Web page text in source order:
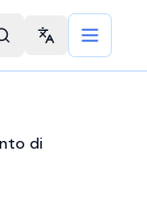
Change
di